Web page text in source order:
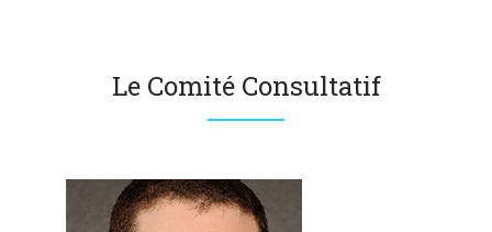
Le Comité Consultatif